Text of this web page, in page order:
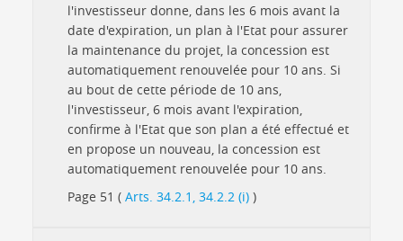
l'investisseur donne, dans les 6 mois avant la
date d'expiration, un plan à l'Etat pour assurer
la maintenance du projet, la concession est
automatiquement renouvelée pour 10 ans. Si
au bout de cette période de 10 ans,
l'investisseur, 6 mois avant l'expiration,
confirme à l'Etat que son plan a été effectué et
en propose un nouveau, la concession est
automatiquement renouvelée pour 10 ans.
Page 51 ( Arts. 34.2.1, 34.2.2 (i) )